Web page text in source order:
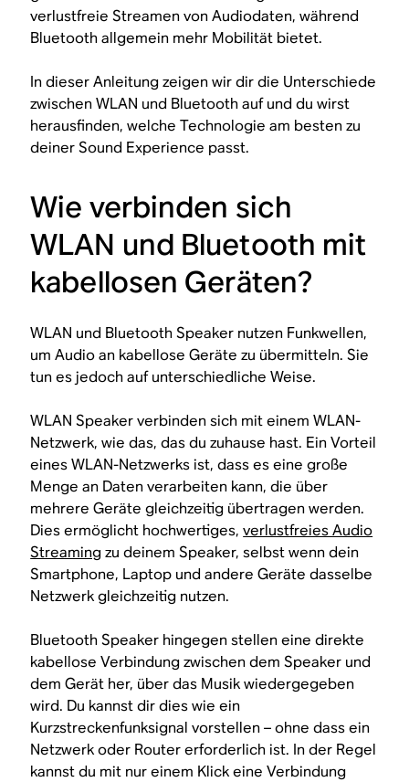
verlustfreie Streamen von Audiodaten, während
Bluetooth allgemein mehr Mobilität bietet.
In dieser Anleitung zeigen wir dir die Unterschiede
zwischen WLAN und Bluetooth auf und du wirst
herausfinden, welche Technologie am besten zu
deiner Sound Experience passt.
Wie verbinden sich
WLAN und Bluetooth mit
kabellosen Geräten?
WLAN und Bluetooth Speaker nutzen Funkwellen,
um Audio an kabellose Geräte zu übermitteln. Sie
tun es jedoch auf unterschiedliche Weise.
WLAN Speaker verbinden sich mit einem WLAN-
Netzwerk, wie das, das du zuhause hast. Ein Vorteil
eines WLAN-Netzwerks ist, dass es eine große
Menge an Daten verarbeiten kann, die über
mehrere Geräte gleichzeitig übertragen werden.
Dies ermöglicht hochwertiges,verlustfreies Audio
Streamingzu deinem Speaker, selbst wenn dein
Smartphone, Laptop und andere Geräte dasselbe
Netzwerk gleichzeitig nutzen.
Bluetooth Speaker hingegen stellen eine direkte
kabellose Verbindung zwischen dem Speaker und
dem Gerät her, über das Musik wiedergegeben
wird. Du kannst dir dies wie ein
Kurzstreckenfunksignal vorstellen – ohne dass ein
Netzwerk oder Router erforderlich ist. In der Regel
kannst du mit nur einem Klick eine Verbindung